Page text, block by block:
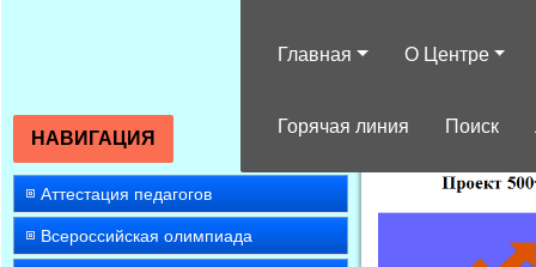
Главная О Центре
Горячая линия Поиск
НАВИГАЦИЯ
Аттестация педагогов
Всероссийская олимпиада